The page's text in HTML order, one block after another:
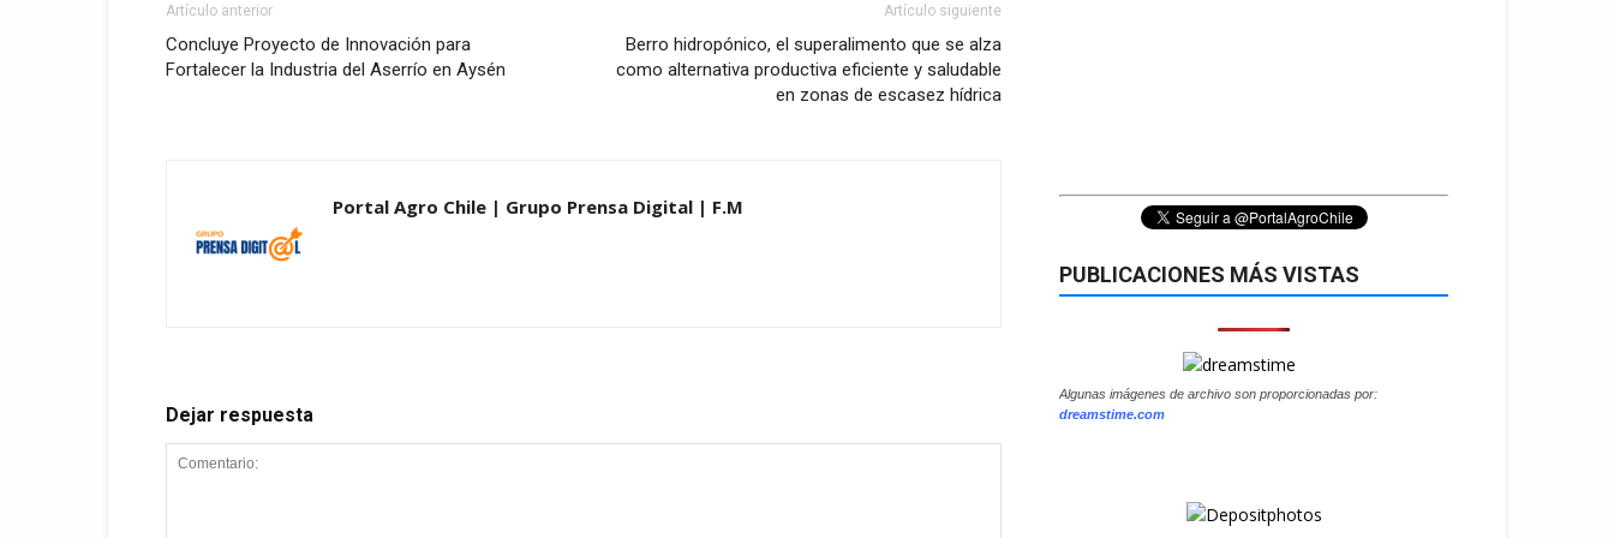
Artículo anterior
Concluye Proyecto de Innovación para
Fortalecer la Industria del Aserrío en Aysén
Artículo siguiente
Berro hidropónico, el superalimento que se alza
como alternativa productiva eficiente y saludable
en zonas de escasez hídrica
Portal Agro Chile | Grupo Prensa Digital | F.M
Dejar respuesta
PUBLICACIONES MÁS VISTAS
Algunas imágenes de archivo son proporcionadas por:
dreamstime.com